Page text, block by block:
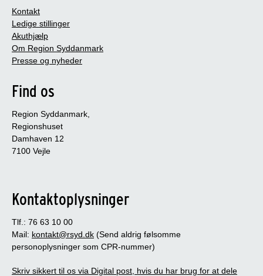
Kontakt
Ledige stillinger
Akuthjælp
Om Region Syddanmark
Presse og nyheder
Find os
Region Syddanmark,
Regionshuset
Damhaven 12
7100 Vejle
Kontaktoplysninger
Tlf.: 76 63 10 00
Mail: kontakt@rsyd.dk (Send aldrig følsomme
personoplysninger som CPR-nummer)
Skriv sikkert til os via Digital post, hvis du har brug for at dele